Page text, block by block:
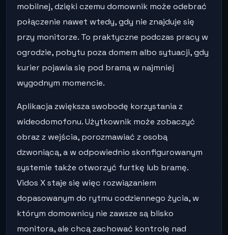
mobilnej, dzięki czemu domownik może odebrać
połączenie nawet wtedy, gdy nie znajduje się
przy monitorze. To praktyczne podczas pracy w
ogrodzie, pobytu poza domem albo sytuacji, gdy
kurier pojawia się pod bramą w najmniej
wygodnym momencie.
Aplikacja zwiększa swobodę korzystania z
wideodomofonu. Użytkownik może zobaczyć
obraz z wejścia, porozmawiać z osobą
dzwoniącą, a w odpowiednio skonfigurowanym
systemie także otworzyć furtkę lub bramę.
Vidos X staje się więc rozwiązaniem
dopasowanym do rytmu codziennego życia, w
którym domownicy nie zawsze są blisko
monitora, ale chcą zachować kontrolę nad